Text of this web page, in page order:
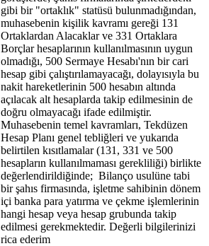
gibi bir "ortaklık" statüsü bulunmadığından,
muhasebenin kişilik kavramı gereği 131
Ortaklardan Alacaklar ve 331 Ortaklara
Borçlar hesaplarının kullanılmasının uygun
olmadığı, 500 Sermaye Hesabı'nın bir cari
hesap gibi çalıştırılamayacağı, dolayısıyla bu
nakit hareketlerinin 500 hesabın altında
açılacak alt hesaplarda takip edilmesinin de
doğru olmayacağı ifade edilmiştir.
Muhasebenin temel kavramları, Tekdüzen
Hesap Planı genel tebliğleri ve yukarıda
belirtilen kısıtlamalar (131, 331 ve 500
hesapların kullanılmaması gerekliliği) birlikte
değerlendirildiğinde; Bilanço usulüne tabi
bir şahıs firmasında, işletme sahibinin dönem
içi banka para yatırma ve çekme işlemlerinin
hangi hesap veya hesap grubunda takip
edilmesi gerekmektedir. Değerli bilgilerinizi
rica ederim